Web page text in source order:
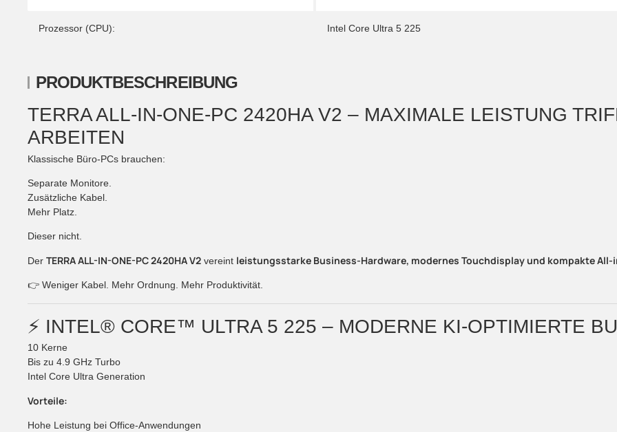
Prozessor (CPU): Intel Core Ultra 5 225
PRODUKTBESCHREIBUNG
TERRA ALL-IN-ONE-PC 2420HA V2 – MAXIMALE LEISTUNG
ARBEITEN
Klassische Büro-PCs brauchen:
Separate Monitore.
Zusätzliche Kabel.
Mehr Platz.
Dieser nicht.
Der TERRA ALL-IN-ONE-PC 2420HA V2 vereint leistungsstarke Business-Hardware, modernes Touchdisplay und kompakte All-
👉 Weniger Kabel. Mehr Ordnung. Mehr Produktivität.
⚡ INTEL® CORE™ ULTRA 5 225 – MODERNE KI-OPTIMIERTE
10 Kerne
Bis zu 4.9 GHz Turbo
Intel Core Ultra Generation
Vorteile:
Hohe Leistung bei Office-Anwendungen